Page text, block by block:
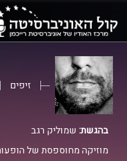
התפריט
הראשי
התוכן
הראשי
זיפים
בהגשת: שמוליק רגב
מוזיקה מחוספסת של